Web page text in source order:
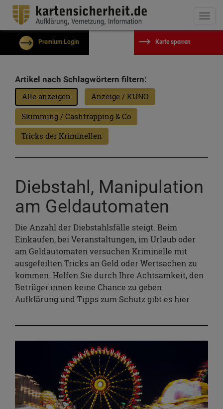
Premium Login
Passwort
Eingeloggt bleiben?
Passwort vergessen?
Einloggen
Karte sperren
Artikel nach Schlagwörtern filtern:
Alle anzeigen Anzeige / KUNO
Skimming / Cashtrapping & Co
Tricks der Kriminellen
Diebstahl, Manipulation
am Geldautomaten
Die Anzahl der Diebstahlsfälle steigt. Beim
Einkaufen, bei Veranstaltungen, im Urlaub oder
am Geldautomaten versuchen Kriminelle mit
ausgefeilten Tricks an Geld oder Wertsachen zu
kommen. Helfen Sie durch Ihre Achtsamkeit, den
Betrüger:innen keine Chance zu geben.
Aufklärung und Tipps zum Schutz gibt es hier.